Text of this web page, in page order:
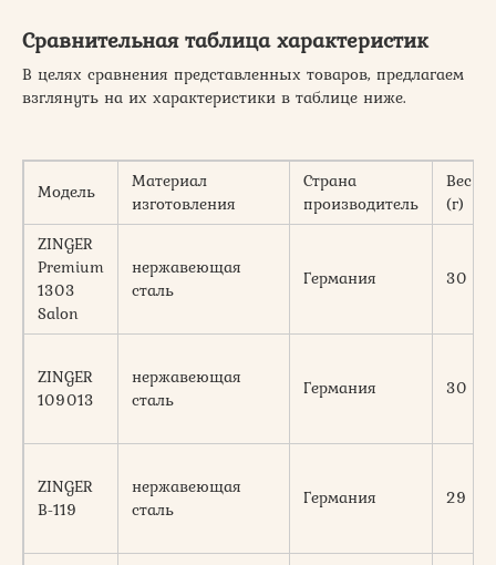
Сравнительная таблица характеристик
В целях сравнения представленных товаров, предлагаем
взглянуть на их характеристики в таблице ниже.
Модель
Материал
изготовления
Страна
производитель
Вес
(г)
ZINGER
Premium
1303
Salon
нержавеющая
сталь
Германия 30
ZINGER
109013
нержавеющая
сталь
Германия 30
ZINGER
B-119
нержавеющая
сталь
Германия 29